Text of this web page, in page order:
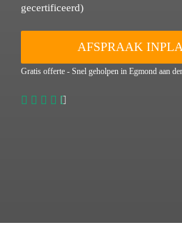
gecertificeerd)
AFSPRAAK
Gratis offerte - Snel geholpen in Egmond aan